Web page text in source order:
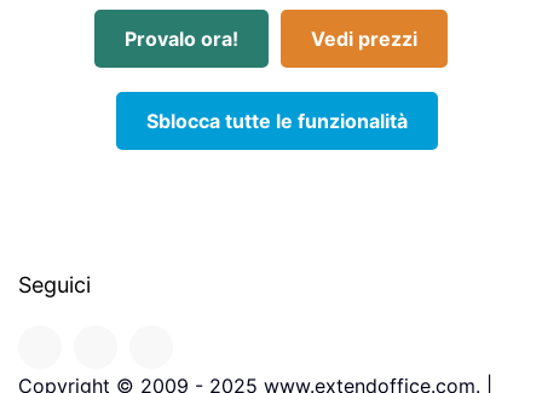
Provalo ora! Vedi prezzi
Sblocca tutte le funzionalità
Seguici
Copyright © 2009 - 2025 www.extendoffice.com. |